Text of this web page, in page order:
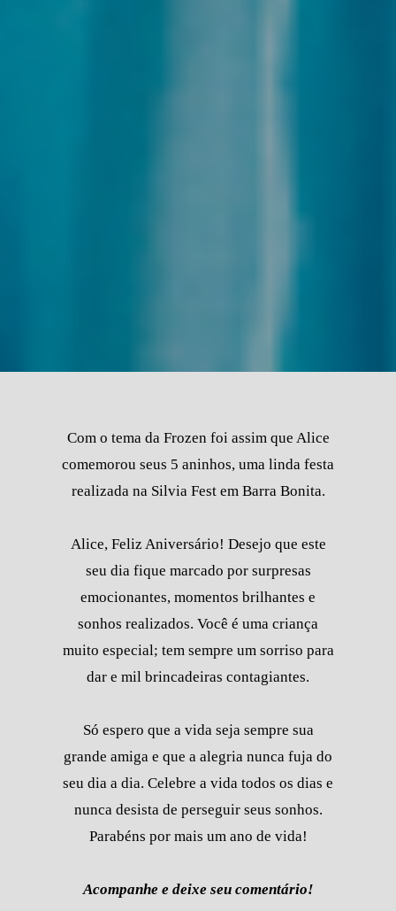
Com o tema da Frozen foi assim que Alice
comemorou seus 5 aninhos, uma linda festa
realizada na Silvia Fest em Barra Bonita.
Alice, Feliz Aniversário! Desejo que este
seu dia fique marcado por surpresas
emocionantes, momentos brilhantes e
sonhos realizados. Você é uma criança
muito especial; tem sempre um sorriso para
dar e mil brincadeiras contagiantes.
Só espero que a vida seja sempre sua
grande amiga e que a alegria nunca fuja do
seu dia a dia. Celebre a vida todos os dias e
nunca desista de perseguir seus sonhos.
Parabéns por mais um ano de vida!
Acompanhe e deixe seu comentário!